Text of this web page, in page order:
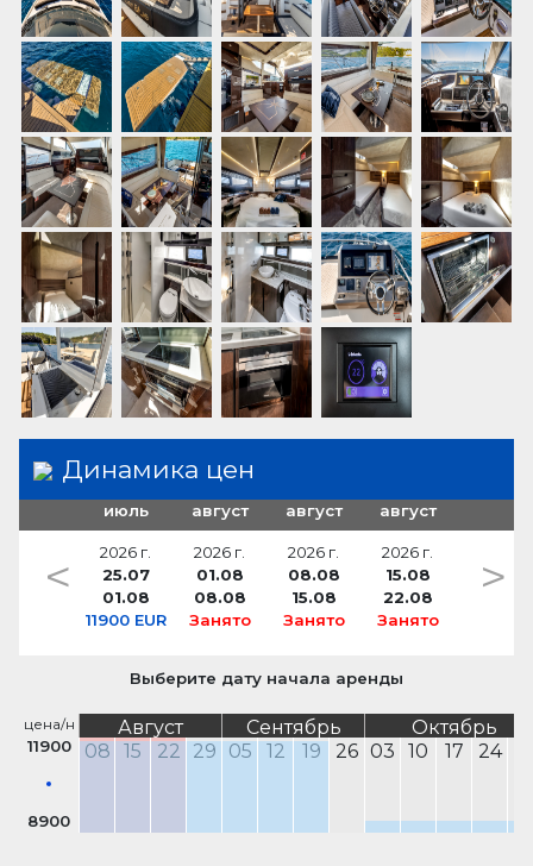
Динамика цен
июль
2026 г.
25.07
01.08
11900 EUR
август
2026 г.
01.08
08.08
Занято
август
2026 г.
08.08
15.08
Занято
август
2026 г.
15.08
22.08
Занято
< >
Выберите дату начала аренды
цена/н
11900
8900
Август Сентябрь
Октябрь
08
15 22 29 05 12 19 26 03 10 17 24